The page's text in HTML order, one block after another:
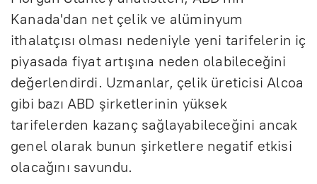
Kanada'dan net çelik ve alüminyum
ithalatçısı olması nedeniyle yeni tarifelerin iç
piyasada fiyat artışına neden olabileceğini
değerlendirdi. Uzmanlar, çelik üreticisi Alcoa
gibi bazı ABD şirketlerinin yüksek
tarifelerden kazanç sağlayabileceğini ancak
genel olarak bunun şirketlere negatif etkisi
olacağını savundu.